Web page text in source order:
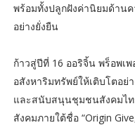
พร้อมทั้งปลูกฝังค่านิยมด้าน
อย่างยั่งยืน
ก้าวสู่ปีที่ 16 ออริจิ้น พร็อพเ
อสังหาริมทรัพย์ให้เติบโตอ
และสนับสนุนชุมชนสังคมไท
สังคมภายใต้ชื่อ “Origin